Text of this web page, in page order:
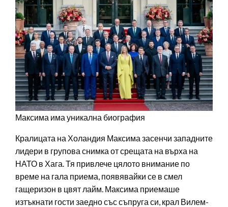
Максима има уникална биография
Кралицата на Холандия Максима засенчи западните
лидери в групова снимка от срещата на върха на
НАТО в Хага. Тя привлече цялото внимание по
време на гала приема, появявайки се в смел
гащеризон в цвят лайм. Максима приемаше
изтъкнати гости заедно със съпруга си, крал Вилем-